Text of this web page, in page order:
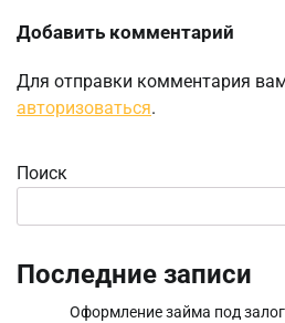
Добавить комментарий
Для отправки комментария
авторизоваться.
Поиск
Последние записи
Оформление займа под